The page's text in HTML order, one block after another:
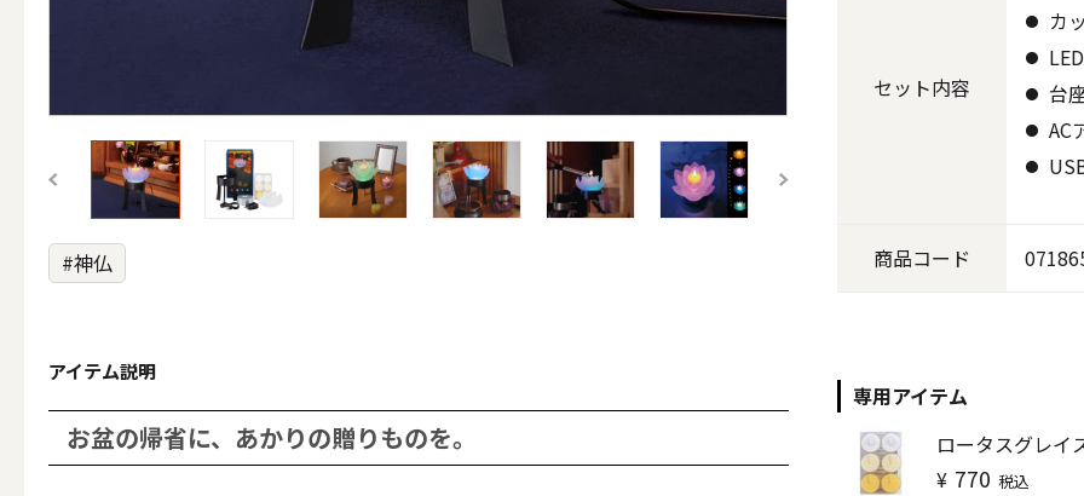
ALL
カップキャンドル
キャンドルホルダー
#神仏
セット内容
カ
台
AC
商品コード
アイテム説明
お盆の帰省に、あかりの贈りものを。
専用アイテム
ロータスグレイ
¥ 770 税込